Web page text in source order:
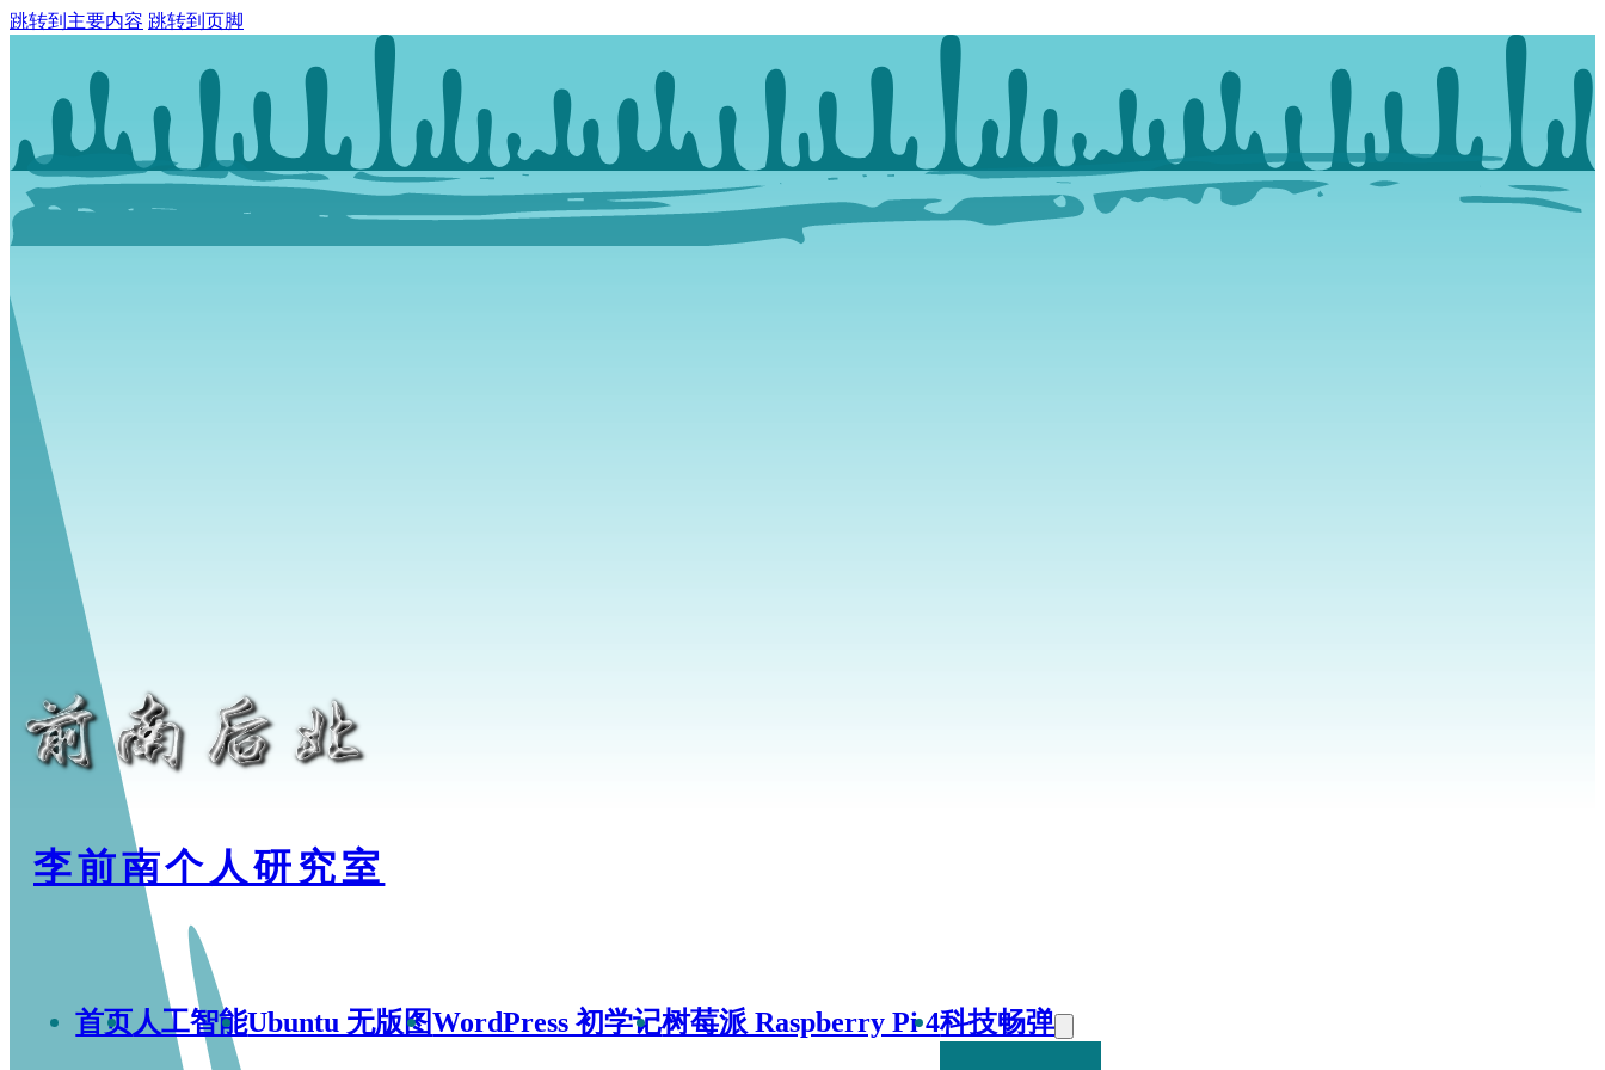
跳转到主要内容 跳转到页脚
李前南个人研究室
首页人工智能Ubuntu 无版图WordPress 初学记树莓派 Raspberry Pi 4科技畅弹